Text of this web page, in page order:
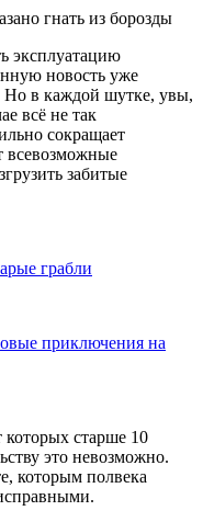
эксплуатацию
новость уже
Но в каждой шутке, увы,
всё не так
сокращает
всевозможные
забитые
грабли
приключения на
которых старше 10
это невозможно.
которым полвека